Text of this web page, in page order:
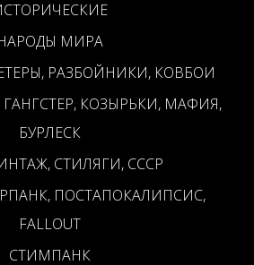
МИРА
РАЗБОЙНИКИ, КОВБОИ
ГАНГСТЕР, КОЗЫРЬКИ, МАФИЯ,
БУРЛЕСК
СТИЛЯГИ, СССР
ПОСТАПОКАЛИПСИС,
FALLOUT
СТИМПАНК